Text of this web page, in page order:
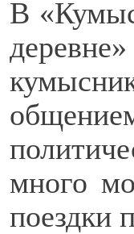
В
много
поездки